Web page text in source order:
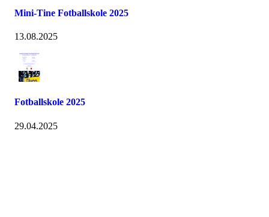
Mini-Tine Fotballskole 2025
13.08.2025
Fotballskole 2025
29.04.2025